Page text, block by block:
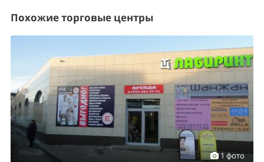
Похожие торговые центры
1 фото